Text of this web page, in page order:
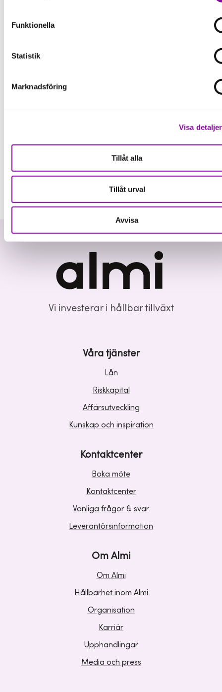
som är nödvändiga för att hemsidan ska fungera se mer
Funktionella
Statistik
Marknadsföring
Visa detaljer
Tillåt alla
Tillåt urval
Avvisa
64 375 bolag minst två ordinarie ledamöter i
Första kartläggningen genomfördes 2013 och har
Vi investerar i hållbar tillväxt
Våra tjänster
Lån
Riskkapital
Affärsutveckling
Kunskap och inspiration
Kontaktcenter
Boka möte
Kontaktcenter
Vanliga frågor & svar
Leverantörsinformation
Om Almi
Om Almi
Hållbarhet inom Almi
Organisation
Karriär
Upphandlingar
Media och press